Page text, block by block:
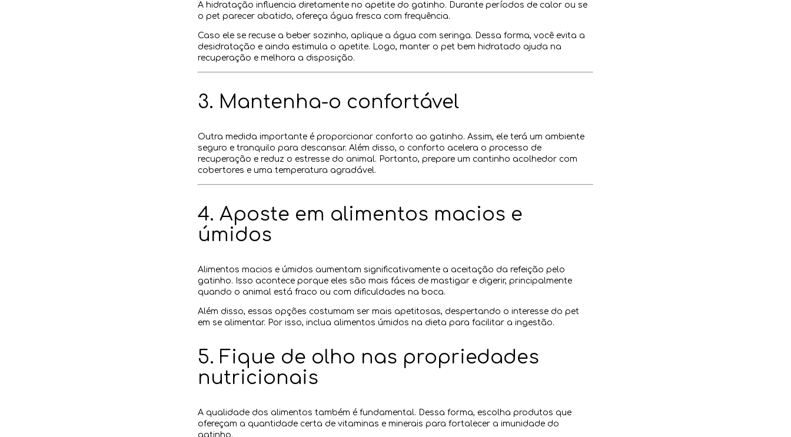
A hidratação influencia diretamente no apetite do gatinho. Durante períodos de calor ou se
o pet parecer abatido, ofereça água fresca com frequência.
Caso ele se recuse a beber sozinho, aplique a água com seringa. Dessa forma, você evita a
desidratação e ainda estimula o apetite. Logo, manter o pet bem hidratado ajuda na
recuperação e melhora a disposição.
3. Mantenha-o confortável
Outra medida importante é proporcionar conforto ao gatinho. Assim, ele terá um ambiente
seguro e tranquilo para descansar. Além disso, o conforto acelera o processo de
recuperação e reduz o estresse do animal. Portanto, prepare um cantinho acolhedor com
cobertores e uma temperatura agradável.
4. Aposte em alimentos macios e
úmidos
Alimentos macios e úmidos aumentam significativamente a aceitação da refeição pelo
gatinho. Isso acontece porque eles são mais fáceis de mastigar e digerir, principalmente
quando o animal está fraco ou com dificuldades na boca.
Além disso, essas opções costumam ser mais apetitosas, despertando o interesse do pet
em se alimentar. Por isso, inclua alimentos úmidos na dieta para facilitar a ingestão.
5. Fique de olho nas propriedades
nutricionais
A qualidade dos alimentos também é fundamental. Dessa forma, escolha produtos que
ofereçam a quantidade certa de vitaminas e minerais para fortalecer a imunidade do
gatinho.